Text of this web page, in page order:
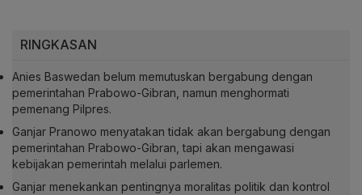
RINGKASAN
Anies Baswedan belum memutuskan bergabung dengan
pemerintahan Prabowo-Gibran, namun menghormati
pemenang Pilpres.
Ganjar Pranowo menyatakan tidak akan bergabung dengan
pemerintahan Prabowo-Gibran, tapi akan mengawasi
kebijakan pemerintah melalui parlemen.
Ganjar menekankan pentingnya moralitas politik dan kontrol